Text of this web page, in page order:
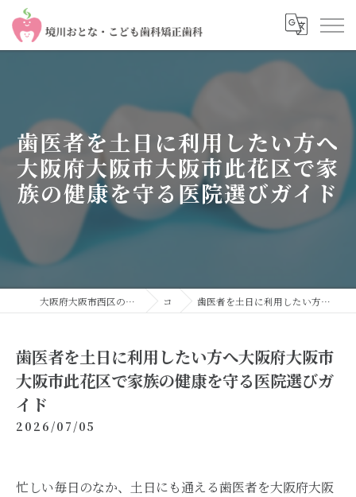
歯医者を土日に利用したい方へ
大阪府大阪市大阪市此花区で家
族の健康を守る医院選びガイド
大阪府大阪市西区の歯医者なら境川おとな・こども歯科 矯正歯科 コラム 歯医者を土日に利用したい方へ大阪府大阪市大阪市此花区で家族の健康を守る医院選びガイド
歯医者を土日に利用したい方へ大阪府大阪市
大阪市此花区で家族の健康を守る医院選びガ
イド
2026/07/05
忙しい毎日のなか、土日にも通える歯医者を大阪府大阪